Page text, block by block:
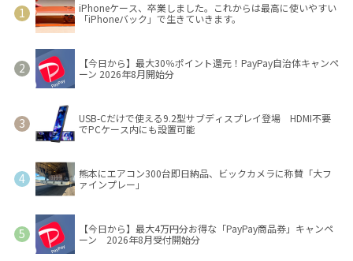
iPhoneケース、卒業しました。これからは最高に使いやすい
「iPhoneバック」で生きていきます。
【今日から】最大30％ポイント還元！PayPay自治体キャンペ
ーン 2026年8月開始分
USB-Cだけで使える9.2型サブディスプレイ登場 HDMI不要
でPCケース内にも設置可能
熊本にエアコン300台即日納品、ビックカメラに称賛「大フ
ァインプレー」
【今日から】最大4万円分お得な「PayPay商品券」キャンペ
ーン 2026年8月受付開始分